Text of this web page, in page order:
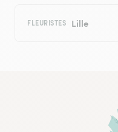
FLEURISTES Lille